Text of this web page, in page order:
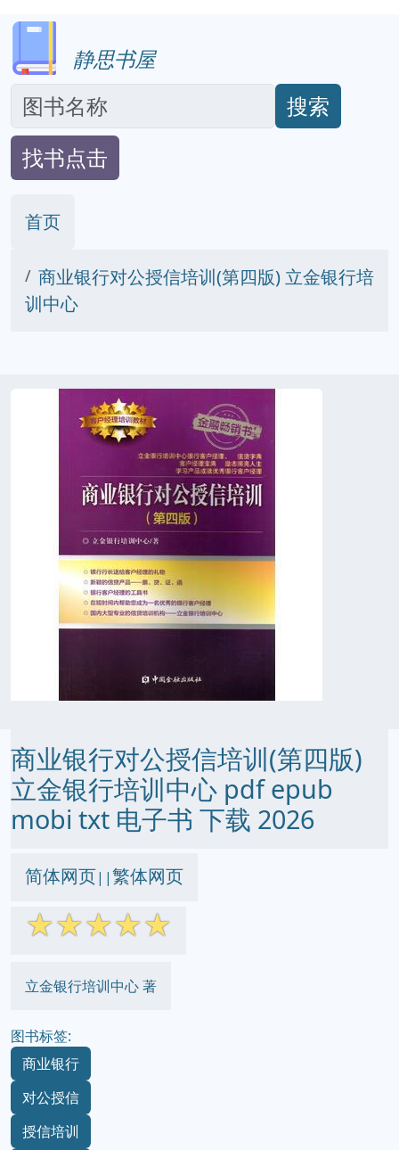
静思书屋
搜索
找书点击
首页
商业银行对公授信培训(第四版) 立金银行培
训中心
商业银行对公授信培训(第四版)
立金银行培训中心 pdf epub
mobi txt 电子书 下载 2026
简体网页||繁体网页
☆☆☆☆☆
立金银行培训中心 著
图书标签:
商业银行
对公授信
授信培训